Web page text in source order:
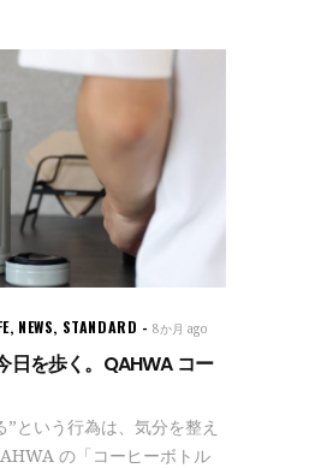
, NEWS, STANDARD 8か月 ago
日を歩く。QAHWA コー
”という行為は、気分を整え
の「コーヒーボトル